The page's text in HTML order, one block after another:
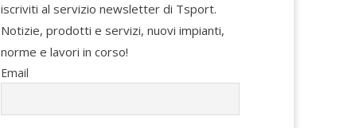
iscriviti al servizio newsletter di Tsport.
Notizie, prodotti e servizi, nuovi impianti,
norme e lavori in corso!
Email